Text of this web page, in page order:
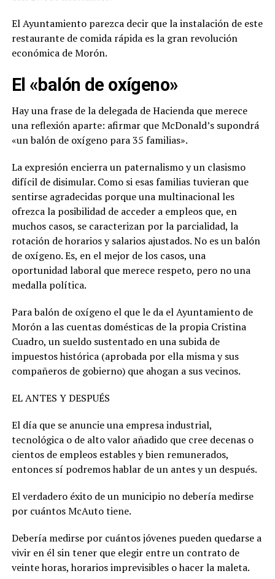
El Ayuntamiento parezca decir que la instalación de este
restaurante de comida rápida es la gran revolución
económica de Morón.
El «balón de oxígeno»
Hay una frase de la delegada de Hacienda que merece
una reflexión aparte: afirmar que McDonald’s supondrá
«un balón de oxígeno para 35 familias».
La expresión encierra un paternalismo y un clasismo
difícil de disimular. Como si esas familias tuvieran que
sentirse agradecidas porque una multinacional les
ofrezca la posibilidad de acceder a empleos que, en
muchos casos, se caracterizan por la parcialidad, la
rotación de horarios y salarios ajustados. No es un balón
de oxígeno. Es, en el mejor de los casos, una
oportunidad laboral que merece respeto, pero no una
medalla política.
Para balón de oxígeno el que le da el Ayuntamiento de
Morón a las cuentas domésticas de la propia Cristina
Cuadro, un sueldo sustentado en una subida de
impuestos histórica (aprobada por ella misma y sus
compañeros de gobierno) que ahogan a sus vecinos.
EL ANTES Y DESPUÉS
El día que se anuncie una empresa industrial,
tecnológica o de alto valor añadido que cree decenas o
cientos de empleos estables y bien remunerados,
entonces sí podremos hablar de un antes y un después.
El verdadero éxito de un municipio no debería medirse
por cuántos McAuto tiene.
Debería medirse por cuántos jóvenes pueden quedarse a
vivir en él sin tener que elegir entre un contrato de
veinte horas, horarios imprevisibles o hacer la maleta.